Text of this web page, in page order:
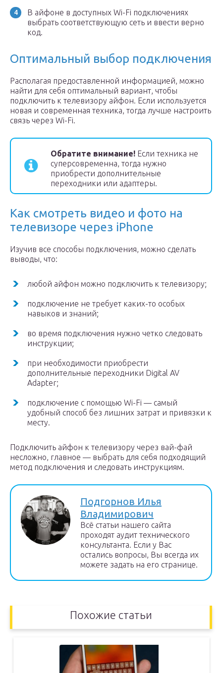
В айфоне в доступных Wi-Fi подключениях
выбрать соответствующую сеть и ввести верно
код.
Оптимальный выбор подключения
Располагая предоставленной информацией, можно
найти для себя оптимальный вариант, чтобы
подключить к телевизору айфон. Если используется
новая и современная техника, тогда лучше настроить
связь через Wi-Fi.
Обратите внимание! Если техника не
суперсовременна, тогда нужно
приобрести дополнительные
переходники или адаптеры.
Как смотреть видео и фото на
телевизоре через iPhone
Изучив все способы подключения, можно сделать
выводы, что:
любой айфон можно подключить к телевизору;
подключение не требует каких-то особых
навыков и знаний;
во время подключения нужно четко следовать
инструкции;
при необходимости приобрести
дополнительные переходники Digital AV
Adapter;
подключение с помощью Wi-Fi — самый
удобный способ без лишних затрат и привязки к
месту.
Подключить айфон к телевизору через вай-фай
несложно, главное — выбрать для себя подходящий
метод подключения и следовать инструкциям.
Подгорнов Илья
Владимирович
Всё статьи нашего сайта
проходят аудит технического
консультанта. Если у Вас
остались вопросы, Вы всегда их
можете задать на его странице.
Похожие статьи